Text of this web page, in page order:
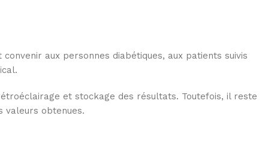
aux personnes diabétiques, aux patients suivis
et stockage des résultats. Toutefois, il reste
valeurs obtenues.